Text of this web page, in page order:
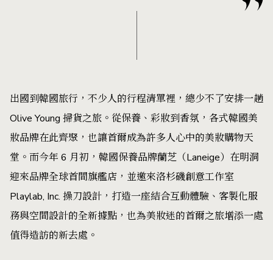
出國到韓國旅行，不少人的行程清單裡，總少不了安排一趟
Olive Young 掃貨之旅。從保養、彩妝到香氛，各式韓國美
妝品牌在此齊聚，也讓首爾成為許多人心中的美妝購物天
堂。而今年 6 月初，韓國保養品牌蘭芝（Laneige）在明洞
迎來品牌全球首間旗艦店，並邀來洛杉磯創意工作室
Playlab, Inc. 操刀設計，打造一座結合互動體驗、客製化服
務與空間設計的全新據點，也為美妝迷的首爾之旅增添一處
值得造訪的新去處。